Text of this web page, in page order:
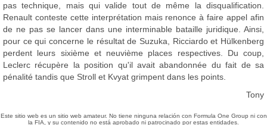
pas technique, mais qui valide tout de même la disqualification.
Renault conteste cette interprétation mais renonce à faire appel afin
de ne pas se lancer dans une interminable bataille juridique. Ainsi,
pour ce qui concerne le résultat de Suzuka, Ricciardo et Hülkenberg
perdent leurs sixième et neuvième places respectives. Du coup,
Leclerc récupère la position qu'il avait abandonnée du fait de sa
pénalité tandis que Stroll et Kvyat grimpent dans les points.
Tony
Este sitio web es un sitio web amateur. No tiene ninguna relación con Formula One Group ni con
la FIA, y su contenido no está aprobado ni patrocinado por estas entidades.